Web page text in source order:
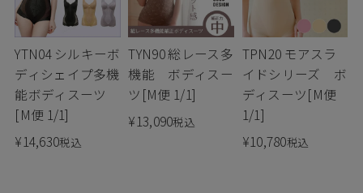
YTN04 シルキーボ
ディシェイプ多機
能ボディスーツ
[M便 1/1]
¥14,630税込
TYN90 総レース多
機能 ボディスー
ツ[M便 1/1]
¥13,090税込
TPN20 モアスラ
イドシリーズ ボ
ディスーツ[M便
1/1]
¥10,780税込